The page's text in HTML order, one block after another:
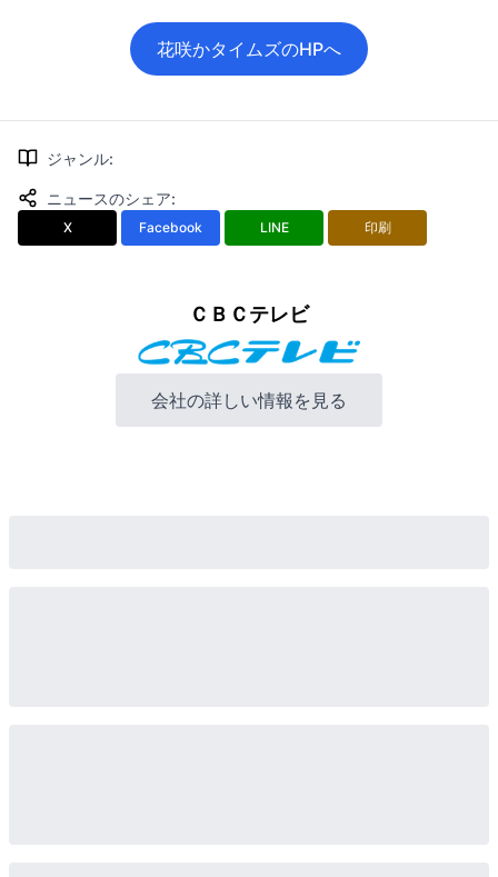
花咲かタイムズのHPへ
ジャンル:
ニュースのシェア:
X Facebook LINE 印刷
ＣＢＣテレビ
会社の詳しい情報を見る